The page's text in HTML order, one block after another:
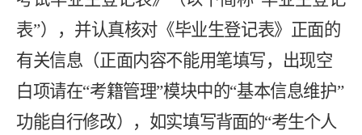
表”）， 并认真核对《毕业生登记表》正面的
有关信息（正面内容不能用笔填写，出现空
白项请在“考籍管理”模块中的“基本信息维护”
功能自行修改），如实填写背面的“考生个人